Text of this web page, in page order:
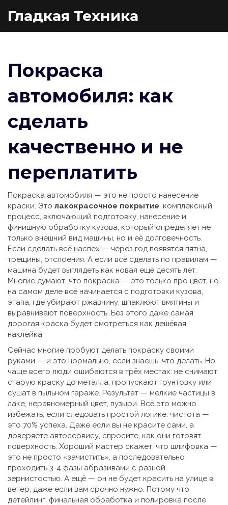
Гладкая Техника
Покраска
автомобиля: как
сделать
качественно и не
переплатить
Покраска автомобиля — это не просто нанесение
краски. Это лакокрасочное покрытие, комплексный
процесс, включающий подготовку, нанесение и
финишную обработку кузова, который определяет не
только внешний вид машины, но и её долговечность.
Если сделать всё наспех — через год появятся пятна,
трещины, отслоения. А если всё сделать по правилам —
машина будет выглядеть как новая ещё десять лет.
Многие думают, что покраска — это только про цвет, но
на самом деле всё начинается с подготовки кузова,
этапа, где убирают ржавчину, шпаклюют вмятины и
выравнивают поверхность. Без этого даже самая
дорогая краска будет смотреться как дешёвая
наклейка.
Сейчас многие пробуют делать покраску своими
руками — и это нормально, если знаешь, что делать. Но
чаще всего люди ошибаются в трёх местах: не снимают
старую краску до металла, пропускают грунтовку или
сушат в пыльном гараже. Результат — мелкие частицы в
лаке, неравномерный цвет, пузыри. Всё это можно
избежать, если следовать простой логике: чистота —
это 70% успеха. Даже если вы не красите сами, а
доверяете автосервису, спросите, как они готовят
поверхность. Хороший мастер скажет, что шлифовка —
это не просто «зачистить», а последовательно
проходить 3-4 фазы абразивами с разной
зернистостью. А ещё — он не будет красить на улице в
ветер, даже если вам срочно нужно. Потому что
детейлинг, финальная обработка и полировка после